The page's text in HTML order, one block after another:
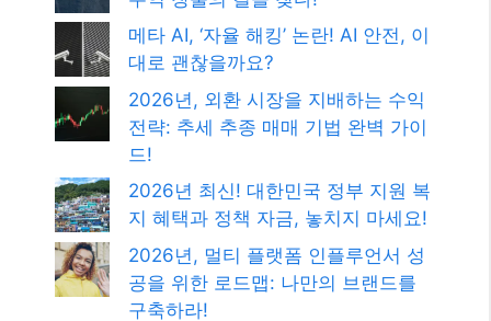
메타 AI, ‘자율 해킹’ 논란! AI 안전, 이
대로 괜찮을까요?
2026년, 외환 시장을 지배하는 수익
전략: 추세 추종 매매 기법 완벽 가이
드!
2026년 최신! 대한민국 정부 지원 복
지 혜택과 정책 자금, 놓치지 마세요!
2026년, 멀티 플랫폼 인플루언서 성
공을 위한 로드맵: 나만의 브랜드를
구축하라!